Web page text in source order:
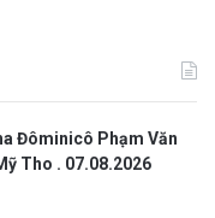
Đôminicô Phạm Văn
Tho . 07.08.2026